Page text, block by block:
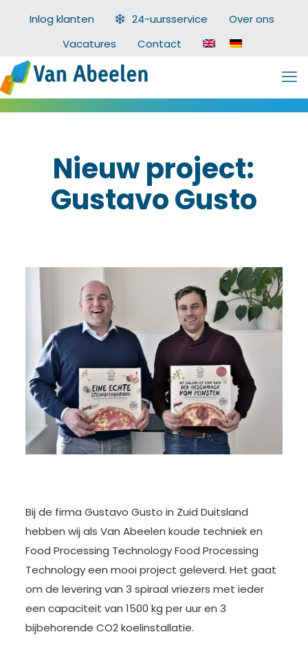
Inlog klanten 24-uursservice
Over ons
Vacatures
Contact
Nieuw project:
Gustavo Gusto
Bij de firma Gustavo Gusto in Zuid Duitsland
hebben wij als Van Abeelen koude techniek en
Food Processing Technology Food Processing
Technology een mooi project geleverd. Het gaat
om de levering van 3 spiraal vriezers met ieder
een capaciteit van 1500 kg per uur en 3
bijbehorende CO2 koelinstallatie.